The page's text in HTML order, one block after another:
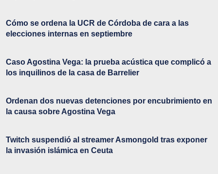
Cómo se ordena la UCR de Córdoba de cara a las
elecciones internas en septiembre
Caso Agostina Vega: la prueba acústica que complicó a
los inquilinos de la casa de Barrelier
Ordenan dos nuevas detenciones por encubrimiento en
la causa sobre Agostina Vega
Twitch suspendió al streamer Asmongold tras exponer
la invasión islámica en Ceuta